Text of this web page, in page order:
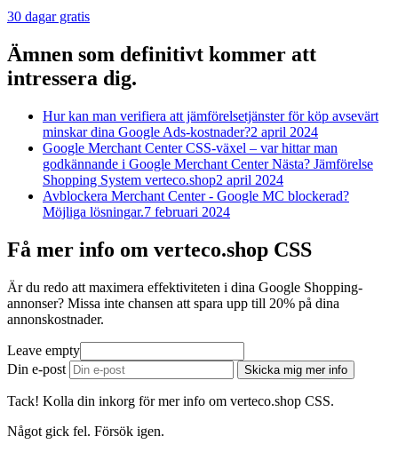
30 dagar gratis
Ämnen som definitivt kommer att
intressera dig.
Hur kan man verifiera att jämförelsetjänster för köp avsevärt
minskar dina Google Ads-kostnader?2 april 2024
Google Merchant Center CSS-växel – var hittar man
godkännande i Google Merchant Center Nästa? Jämförelse
Shopping System verteco.shop2 april 2024
Avblockera Merchant Center - Google MC blockerad?
Möjliga lösningar.7 februari 2024
Få mer info om verteco.shop CSS
Är du redo att maximera effektiviteten i dina Google Shopping-
annonser? Missa inte chansen att spara upp till 20% på dina
annonskostnader.
Leave empty
Din e-post
Skicka mig mer info
Tack! Kolla din inkorg för mer info om verteco.shop CSS.
Något gick fel. Försök igen.